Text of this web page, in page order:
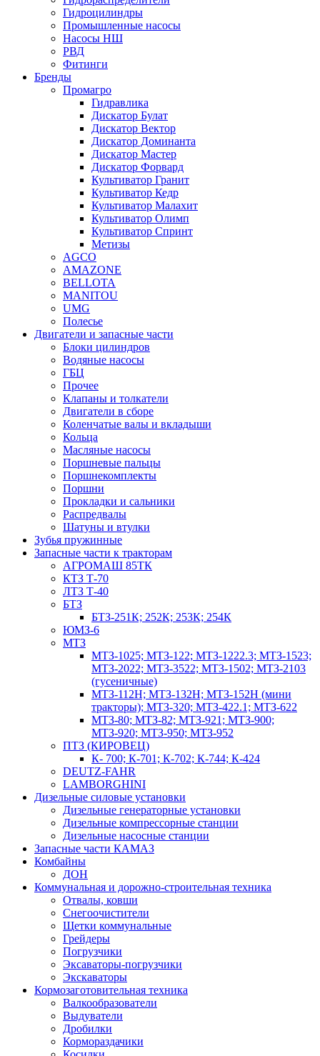
Гидроцилиндры
Промышленные насосы
Насосы НШ
РВД
Фитинги
Бренды
Промагро
Гидравлика
Дискатор Булат
Дискатор Вектор
Дискатор Доминанта
Дискатор Мастер
Дискатор Форвард
Культиватор Гранит
Культиватор Кедр
Культиватор Малахит
Культиватор Олимп
Культиватор Спринт
Метизы
AGCO
AMAZONE
BELLOTA
MANITOU
UMG
Полесье
Двигатели и запасные части
Блоки цилиндров
Водяные насосы
ГБЦ
Прочее
Клапаны и толкатели
Двигатели в сборе
Коленчатые валы и вкладыши
Кольца
Масляные насосы
Поршневые пальцы
Поршнекомплекты
Поршни
Прокладки и сальники
Распредвалы
Шатуны и втулки
Зубья пружинные
Запасные части к тракторам
АГРОМАШ 85ТК
КТЗ Т-70
ЛТЗ Т-40
БТЗ
БТЗ-251К; 252К; 253К; 254К
ЮМЗ-6
МТЗ
МТЗ-1025; МТЗ-122; МТЗ-1222.3; МТЗ-1523;
МТЗ-2022; МТЗ-3522; МТЗ-1502; МТЗ-2103
(гусеничные)
МТЗ-112Н; МТЗ-132Н; МТЗ-152Н (мини
тракторы); МТЗ-320; МТЗ-422.1; МТЗ-622
МТЗ-80; МТЗ-82; МТЗ-921; МТЗ-900;
МТЗ-920; МТЗ-950; МТЗ-952
ПТЗ (КИРОВЕЦ)
К- 700; К-701; К-702; К-744; К-424
DEUTZ-FAHR
LAMBORGHINI
Дизельные силовые установки
Дизельные генераторные установки
Дизельные компрессорные станции
Дизельные насосные станции
Запасные части КАМАЗ
Комбайны
ДОН
Коммунальная и дорожно-строительная техника
Отвалы, ковши
Снегоочистители
Щетки коммунальные
Грейдеры
Погрузчики
Эксаваторы-погрузчики
Экскаваторы
Кормозаготовительная техника
Валкообразователи
Выдуватели
Дробилки
Кормораздачики